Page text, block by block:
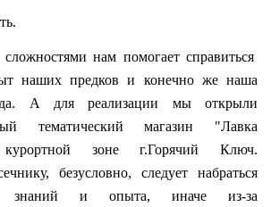
нам помогает справиться
наших предков и конечно же наша
А для реализации мы открыли
тематический магазин "Лавка
зоне г.Горячий Ключ.
безусловно, следует набраться
знаний и опыта, иначе из-за